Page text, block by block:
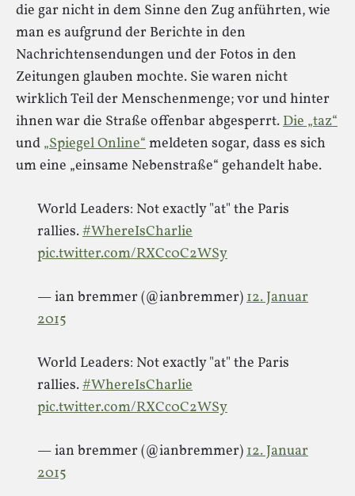
Weitere Informationen
die gar nicht in dem Sinne den Zug anführten, wie
man es aufgrund der Berichte in den
Nachrichtensendungen und der Fotos in den
Zeitungen glauben mochte. Sie waren nicht
wirklich Teil der Menschenmenge; vor und hinter
ihnen war die Straße offenbar abgesperrt.Die „taz“
und „Spiegel Online“meldeten sogar, dass es sich
um eine „einsame Nebenstraße“ gehandelt habe.
World Leaders: Not exactly "at" the Paris
rallies.#WhereIsCharlie
pic.twitter.com/RXCc0C2WSy
— ian bremmer (@ianbremmer)12. Januar
2015
World Leaders: Not exactly "at" the Paris
rallies.#WhereIsCharlie
pic.twitter.com/RXCc0C2WSy
— ian bremmer (@ianbremmer)12. Januar
2015